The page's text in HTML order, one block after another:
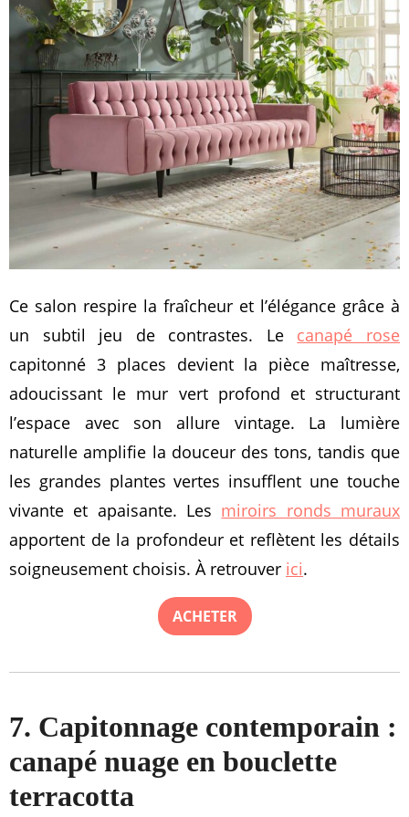
Ce salon respire la fraîcheur et l’élégance grâce à
un subtil jeu de contrastes. Le canapé rose
capitonné 3 places devient la pièce maîtresse,
adoucissant le mur vert profond et structurant
l’espace avec son allure vintage. La lumière
naturelle amplifie la douceur des tons, tandis que
les grandes plantes vertes insufflent une touche
vivante et apaisante. Les miroirs ronds muraux
apportent de la profondeur et reflètent les détails
soigneusement choisis. À retrouver ici.
ACHETER
7. Capitonnage contemporain :
canapé nuage en bouclette
terracotta